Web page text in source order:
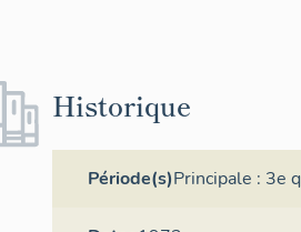
Historique
Période(s)Principale : 3e